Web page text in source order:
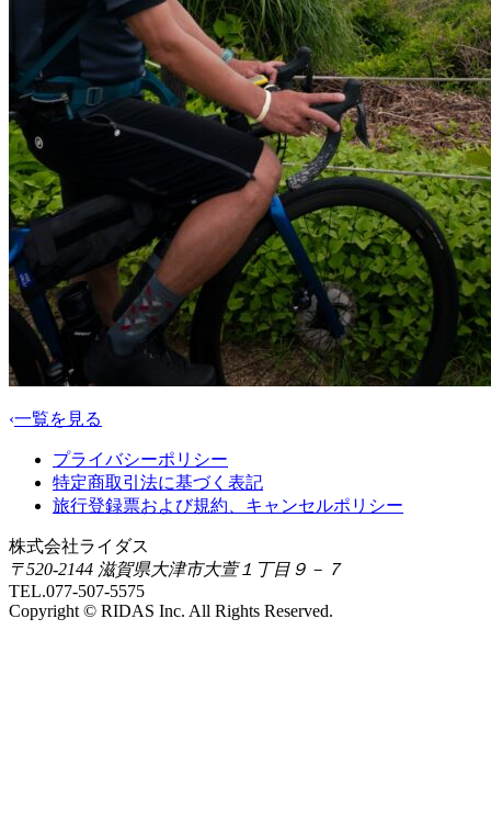
一覧を見る
プライバシーポリシー
特定商取引法に基づく表記
旅行登録票および規約、キャンセルポリシー
株式会社ライダス
〒520-2144 滋賀県大津市大萱１丁目９－７
TEL.077-507-5575
Copyright © RIDAS Inc. All Rights Reserved.